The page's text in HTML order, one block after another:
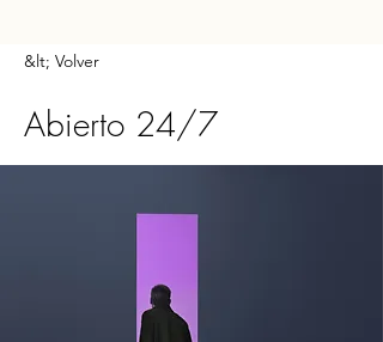
&lt; Volver
Abierto 24/7